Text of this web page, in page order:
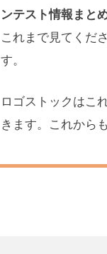
ンテスト情報まと
これまで見てくだ
す。
ロゴストックはこ
きます。これから